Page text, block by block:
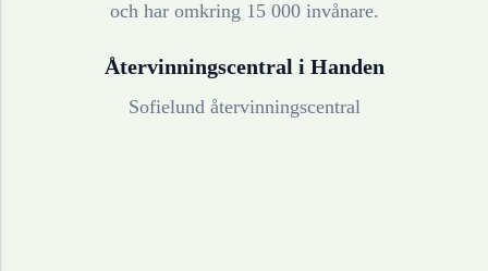
och har omkring 15 000 invånare.
Återvinningscentral i Handen
Sofielund återvinningscentral